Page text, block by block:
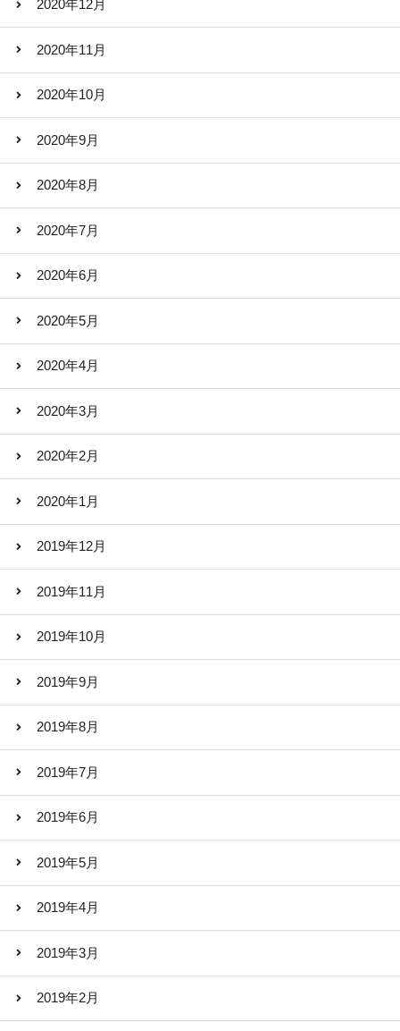
2020年12月
2020年11月
2020年10月
2020年9月
2020年8月
2020年7月
2020年6月
2020年5月
2020年4月
2020年3月
2020年2月
2020年1月
2019年12月
2019年11月
2019年10月
2019年9月
2019年8月
2019年7月
2019年6月
2019年5月
2019年4月
2019年3月
2019年2月